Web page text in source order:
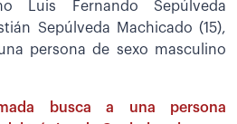
Luis Fernando Sepúlveda
Sepúlveda Machicado (15),
persona de sexo masculino
busca a una persona